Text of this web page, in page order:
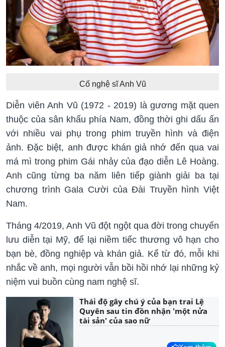
Cố nghệ sĩ Anh Vũ
Diễn viên Anh Vũ (1972 - 2019) là gương mặt quen
thuộc của sân khấu phía Nam, đồng thời ghi dấu ấn
với nhiều vai phụ trong phim truyền hình và điện
ảnh. Đặc biệt, anh được khán giả nhớ đến qua vai
má mì trong phim Gái nhảy của đạo diễn Lê Hoàng.
Anh cũng từng ba năm liên tiếp giành giải ba tại
chương trình Gala Cười của Đài Truyền hình Việt
Nam.
Tháng 4/2019, Anh Vũ đột ngột qua đời trong chuyến
lưu diễn tại Mỹ, để lại niềm tiếc thương vô hạn cho
bạn bè, đồng nghiệp và khán giả. Kể từ đó, mỗi khi
nhắc về anh, mọi người vẫn bồi hồi nhớ lại những kỷ
niệm vui buồn cùng nam nghệ sĩ.
Thái độ gây chú ý của bạn trai Lệ
Quyên sau tin đồn nhận 'một nửa
tài sản' của sao nữ